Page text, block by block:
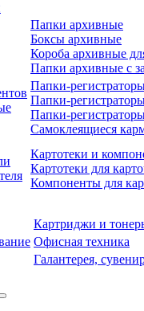
Папки архивные
Боксы архивные
Короба архивные
Папки архивные с
Папки-
Папки-
Папки-
Самоклеящиеся
Картотеки и
Картотеки для
Компоненты для
Картриджи и
Офисная техника
Галантерея,